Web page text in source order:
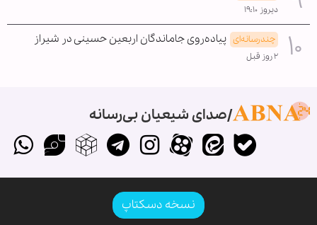
دیروز ۱۹:۱۰
چندرسانه‌ای پیاده‌روی جاماندگان اربعین حسینی در شیراز
۲ روز قبل
صدای شیعیان بی‌رسانه
نسخه دسکتاپ